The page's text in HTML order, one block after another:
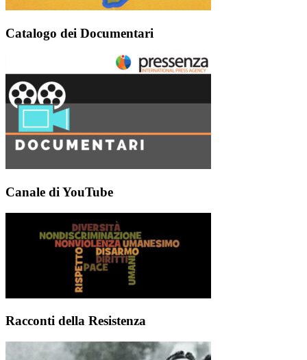
Catalogo dei Documentari
Canale di YouTube
Racconti della Resistenza